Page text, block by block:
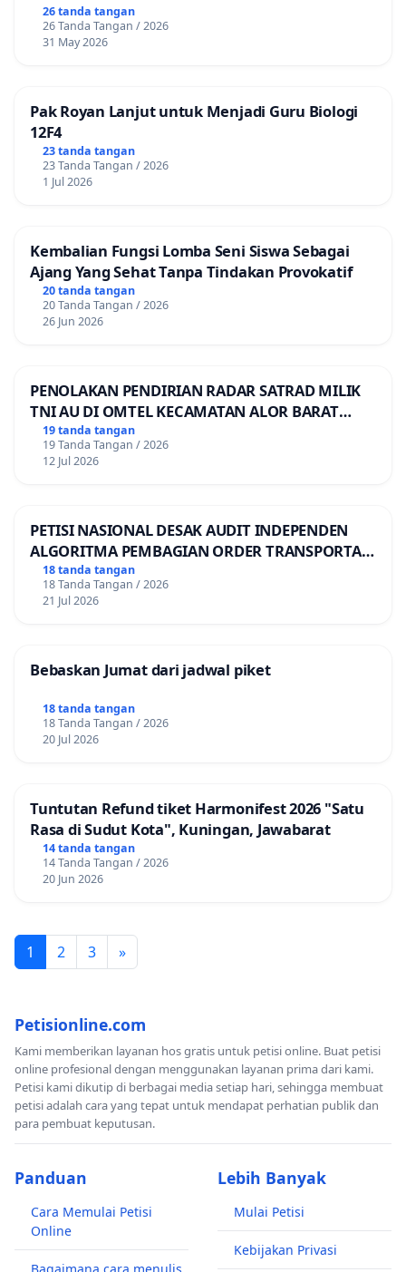
26 tanda tangan
26 Tanda Tangan / 2026
31 May 2026
Pak Royan Lanjut untuk Menjadi Guru Biologi
12F4
23 tanda tangan
23 Tanda Tangan / 2026
1 Jul 2026
Kembalian Fungsi Lomba Seni Siswa Sebagai
Ajang Yang Sehat Tanpa Tindakan Provokatif
20 tanda tangan
20 Tanda Tangan / 2026
26 Jun 2026
PENOLAKAN PENDIRIAN RADAR SATRAD MILIK
TNI AU DI OMTEL KECAMATAN ALOR BARAT
LAUT, KABUPATEN ALOR
19 tanda tangan
19 Tanda Tangan / 2026
12 Jul 2026
PETISI NASIONAL DESAK AUDIT INDEPENDEN
ALGORITMA PEMBAGIAN ORDER TRANSPORTASI
ONLINE
18 tanda tangan
18 Tanda Tangan / 2026
21 Jul 2026
Bebaskan Jumat dari jadwal piket
18 tanda tangan
18 Tanda Tangan / 2026
20 Jul 2026
Tuntutan Refund tiket Harmonifest 2026 "Satu
Rasa di Sudut Kota", Kuningan, Jawabarat
14 tanda tangan
14 Tanda Tangan / 2026
20 Jun 2026
1 2 3 »
Petisionline.com
Kami memberikan layanan hos gratis untuk petisi online. Buat petisi
online profesional dengan menggunakan layanan prima dari kami.
Petisi kami dikutip di berbagai media setiap hari, sehingga membuat
petisi adalah cara yang tepat untuk mendapat perhatian publik dan
para pembuat keputusan.
Panduan
Cara Memulai Petisi
Online
Lebih Banyak
Mulai Petisi
Kebijakan Privasi